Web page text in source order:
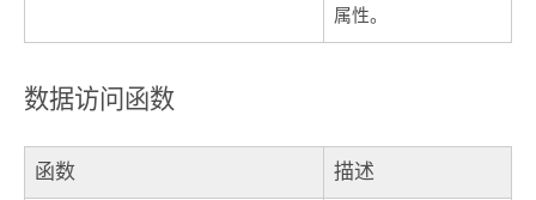
属性。
数据访问函数
函数 描述